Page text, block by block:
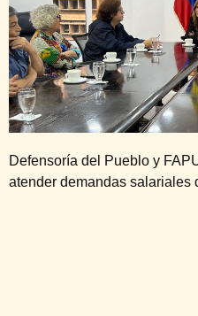
Defensoría del Pueblo y
atender demandas salariales